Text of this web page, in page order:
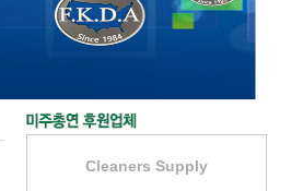
Cleaners Supply